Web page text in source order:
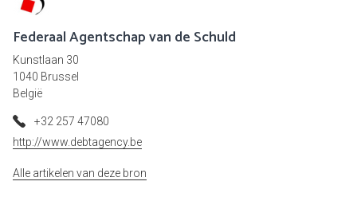
Federaal Agentschap van de Schuld
Kunstlaan 30
1040 Brussel
België
+32 257 47080
http://www.debtagency.be
Alle artikelen van deze bron